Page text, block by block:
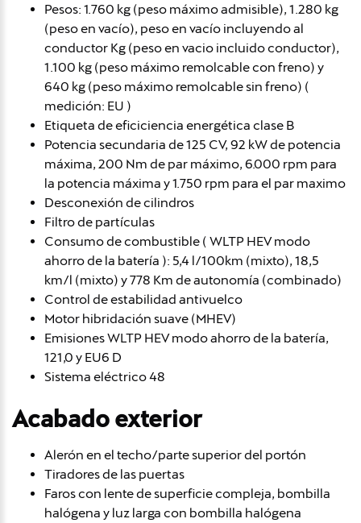
Pesos: 1.760 kg (peso máximo admisible), 1.280 kg
(peso en vacío), peso en vacío incluyendo al
conductor Kg (peso en vacio incluido conductor),
1.100 kg (peso máximo remolcable con freno) y
640 kg (peso máximo remolcable sin freno) (
medición: EU )
Etiqueta de eficiciencia energética clase B
Potencia secundaria de 125 CV, 92 kW de potencia
máxima, 200 Nm de par máximo, 6.000 rpm para
la potencia máxima y 1.750 rpm para el par maximo
Desconexión de cilindros
Filtro de partículas
Consumo de combustible ( WLTP HEV modo
ahorro de la batería ): 5,4 l/100km (mixto), 18,5
km/l (mixto) y 778 Km de autonomía (combinado)
Control de estabilidad antivuelco
Motor hibridación suave (MHEV)
Emisiones WLTP HEV modo ahorro de la batería,
121,0 y EU6 D
Sistema eléctrico 48
Acabado exterior
Alerón en el techo/parte superior del portón
Tiradores de las puertas
Faros con lente de superficie compleja, bombilla
halógena y luz larga con bombilla halógena